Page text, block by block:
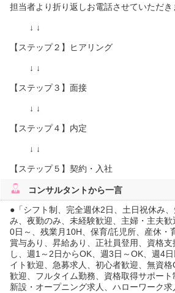
担当者より折り返しお電話させていただ
↓ ↓
【ステップ２】ヒアリング
↓ ↓
【ステップ３】面接
↓ ↓
【ステップ４】内定
↓ ↓
【ステップ５】契約・入社
コンサルタントから一言
●「シフト制、完全週休2日、土日祝休み
み、夜勤のみ、未経験歓迎、主婦・主夫
0日～、残業月10H、保育/託児所、産休・
賞与あり、昇給あり、正社員登用、資格
し、週1～2日からOK、週3日～OK、週4
イト歓迎、急募求人、初心者歓迎、無資
歓迎、フルタイム勤務、資格取得サポート
新設・オープニング求人、ハローワーク求